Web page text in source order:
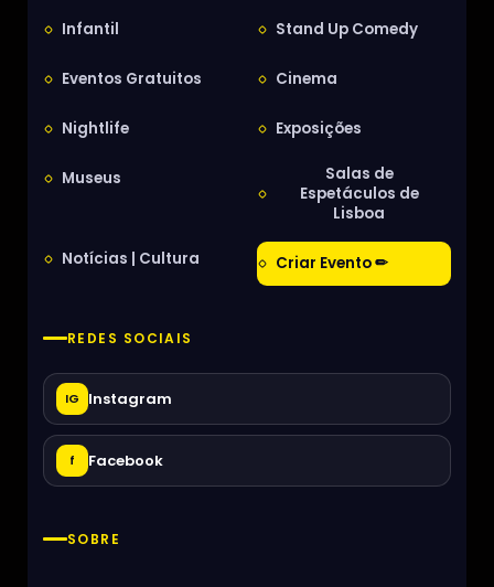
Infantil Stand Up Comedy
Eventos Gratuitos Cinema
Nightlife Exposições
Museus
Salas de
Espetáculos de
Lisboa
Notícias | Cultura Criar Evento ✏
REDES SOCIAIS
IG Instagram
f Facebook
SOBRE